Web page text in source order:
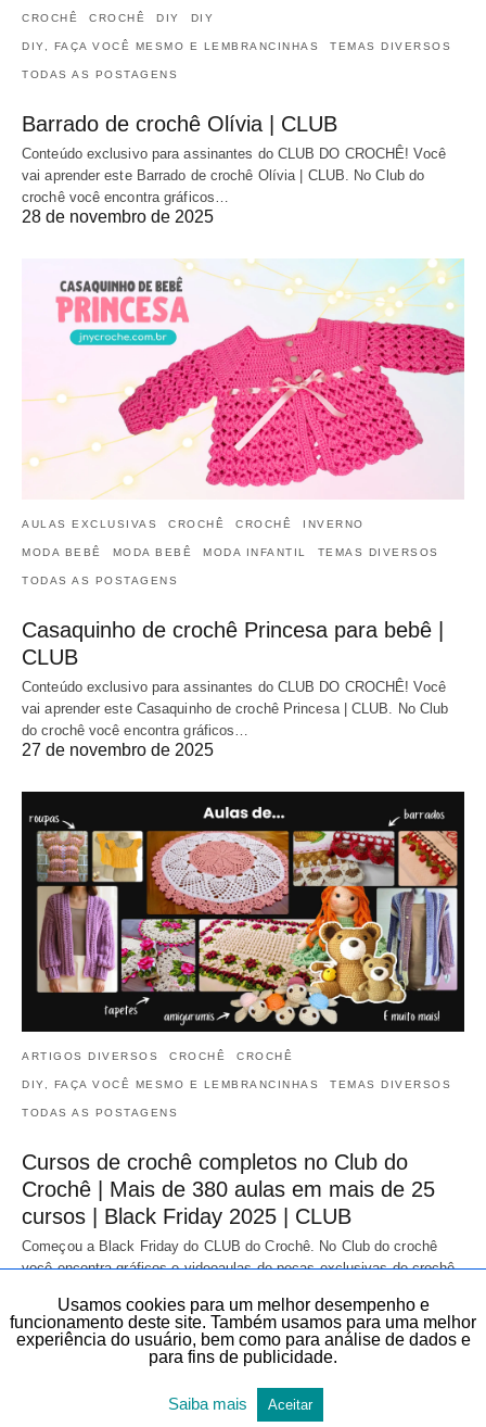
CROCHÊ CROCHÊ DIY DIY
DIY, FAÇA VOCÊ MESMO E LEMBRANCINHAS TEMAS DIVERSOS
TODAS AS POSTAGENS
Barrado de crochê Olívia | CLUB
Conteúdo exclusivo para assinantes do CLUB DO CROCHÊ! Você
vai aprender este Barrado de crochê Olívia | CLUB. No Club do
crochê você encontra gráficos…
28 de novembro de 2025
AULAS EXCLUSIVAS CROCHÊ CROCHÊ INVERNO
MODA BEBÊ MODA BEBÊ MODA INFANTIL TEMAS DIVERSOS
TODAS AS POSTAGENS
Casaquinho de crochê Princesa para bebê |
CLUB
Conteúdo exclusivo para assinantes do CLUB DO CROCHÊ! Você
vai aprender este Casaquinho de crochê Princesa | CLUB. No Club
do crochê você encontra gráficos…
27 de novembro de 2025
ARTIGOS DIVERSOS CROCHÊ CROCHÊ
DIY, FAÇA VOCÊ MESMO E LEMBRANCINHAS TEMAS DIVERSOS
TODAS AS POSTAGENS
Cursos de crochê completos no Club do
Crochê | Mais de 380 aulas em mais de 25
cursos | Black Friday 2025 | CLUB
Começou a Black Friday do CLUB do Crochê. No Club do crochê
você encontra gráficos e videoaulas de peças exclusivas de crochê
20 de novembro de 2025
Usamos cookies para um melhor desempenho e
funcionamento deste site. Também usamos para uma melhor
experiência do usuário, bem como para análise de dados e
para fins de publicidade.
Saiba mais Aceitar